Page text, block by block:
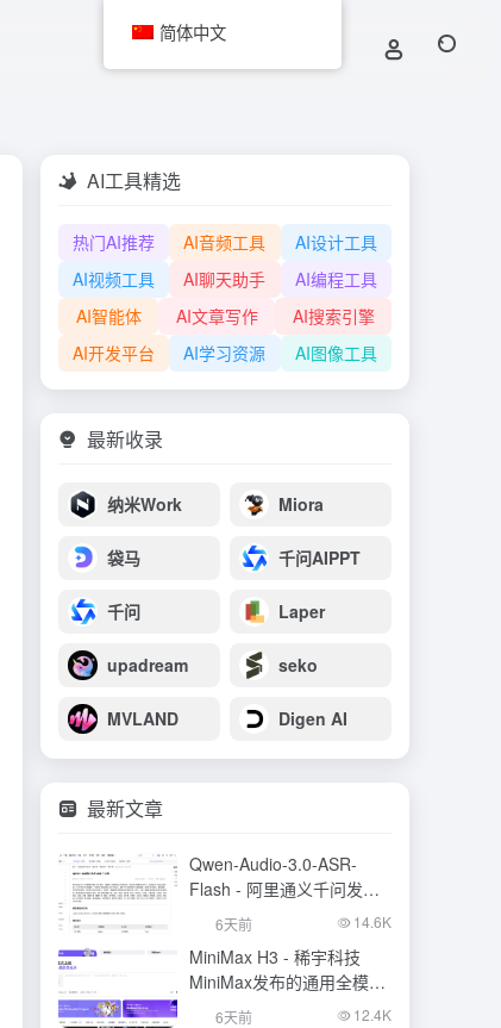
AI工具精选
热门AI推荐 AI音频工具
AI设计工具
AI视频工具
AI聊天助手
AI编程工具
AI智能体
AI文章写作
AI搜索引擎
AI开发平台
AI学习资源 AI图像工具
最新收录
纳米Work Miora
袋马 千问AIPPT
千问 Laper
upadream seko
MVLAND Digen AI
最新文章
Qwen-Audio-3.0-ASR-
Flash - 阿里通义千问发布
的语音识别大模型
6天前 14.6K
MiniMax H3 - 稀宇科技
MiniMax发布的通用全模态
生成模型
6天前 12.4K
简体中文